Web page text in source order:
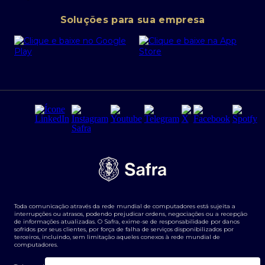
Portal da Privacidade
PRSAC
Regras e Parâmetros de Atuação Banco Safra
Segurança da Informação
Tarifas e serviços Pessoa Física
Transparência de remuneração
Termos e Condições para Portabilidade de Investimento
Cartão Safra Empresas
Empréstimo e financiamentos PJ
Derivativos
Agronegócios
Soluções para sua empresa
Toda comunicação através da rede mundial de computadores está sujeita a
interrupções ou atrasos, podendo prejudicar ordens, negociações ou a recepção
de informações atualizadas. O Safra, exime-se de responsabilidade por danos
sofridos por seus clientes, por força de falha de serviços disponibilizados por
terceiros, incluindo, sem limitação aqueles conexos à rede mundial de
computadores.